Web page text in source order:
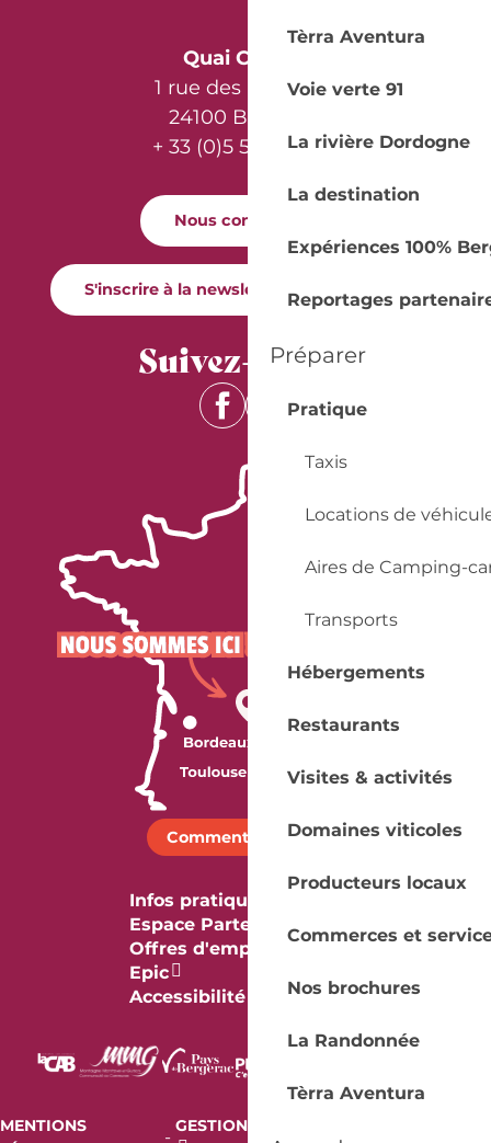
Tèrra Aventura
Voie verte 91
La rivière Dordogne
La destination
Expériences 100%
Reportages
Préparer
Pratique
Taxis
Locations de
Aires de Camping-
Transports
Hébergements
Restaurants
Visites & activités
Domaines viticoles
Producteurs locaux
Commerces et
Nos brochures
La Randonnée
Tèrra Aventura
Quai Cyrano
1 rue des Récollets
24100 Bergerac
+ 33 (0)5 53 57 03 11
Nous contacter
S'inscrire à la newsletter Quai Cyrano
Suivez-nous !
Comment venir ?
Infos pratiques
Espace Partenaires
Offres d'emploi & stage
Epic
Accessibilité
MENTIONS
-
GESTION DES COOKIES